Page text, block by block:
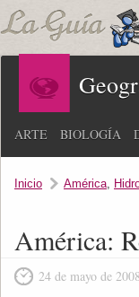
ARTE BIOLOGÍA
Inicio América,
América:
24 de mayo de 2008